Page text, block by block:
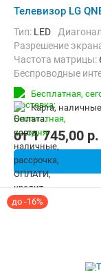
Телевизор LG
Тип: LED
Разрешение
Частота матрицы:
Беспроводные
Бесплатная,
карта,
от1 745,00 p.
до -16%